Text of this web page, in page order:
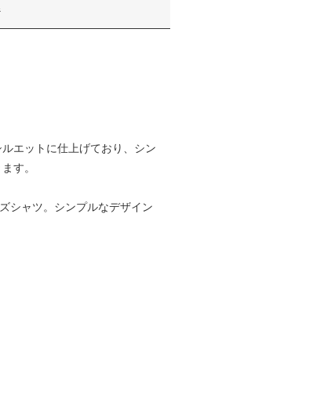
エットに仕上げており、シン
す。
シャツ。シンプルなデザイン